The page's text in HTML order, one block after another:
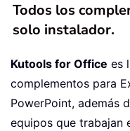
Todos los
solo instalador.
Kutools for Office es
complementos para
PowerPoint, además
equipos que trabajan